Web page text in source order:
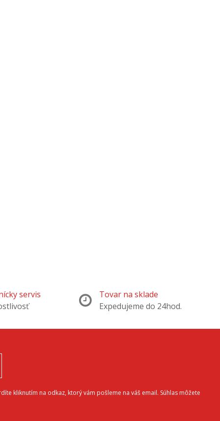
servis
Tovar na sklade
Expedujeme do 24hod.
kliknutím na odkaz, ktorý vám pošleme na váš email. Súhlas môžete